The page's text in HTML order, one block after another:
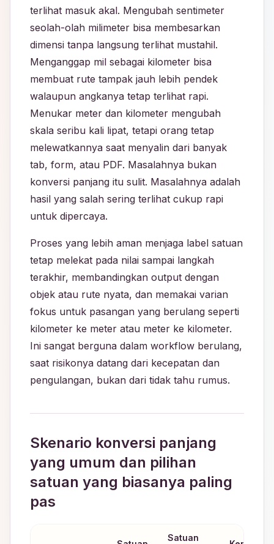
terlihat masuk akal. Mengubah sentimeter
seolah-olah milimeter bisa membesarkan
dimensi tanpa langsung terlihat mustahil.
Menganggap mil sebagai kilometer bisa
membuat rute tampak jauh lebih pendek
walaupun angkanya tetap terlihat rapi.
Menukar meter dan kilometer mengubah
skala seribu kali lipat, tetapi orang tetap
melewatkannya saat menyalin dari banyak
tab, form, atau PDF. Masalahnya bukan
konversi panjang itu sulit. Masalahnya adalah
hasil yang salah sering terlihat cukup rapi
untuk dipercaya.
Proses yang lebih aman menjaga label satuan
tetap melekat pada nilai sampai langkah
terakhir, membandingkan output dengan
objek atau rute nyata, dan memakai varian
fokus untuk pasangan yang berulang seperti
kilometer ke meter atau meter ke kilometer.
Ini sangat berguna dalam workflow berulang,
saat risikonya datang dari kecepatan dan
pengulangan, bukan dari tidak tahu rumus.
Skenario konversi panjang
yang umum dan pilihan
satuan yang biasanya paling
pas
Satuan